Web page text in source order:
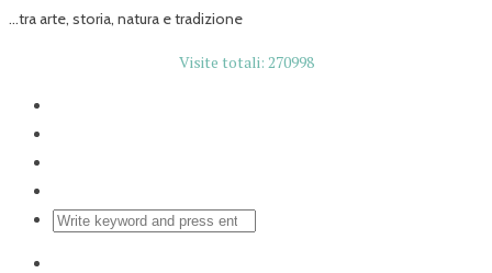
...tra arte, storia, natura e tradizione
Visite totali: 270998